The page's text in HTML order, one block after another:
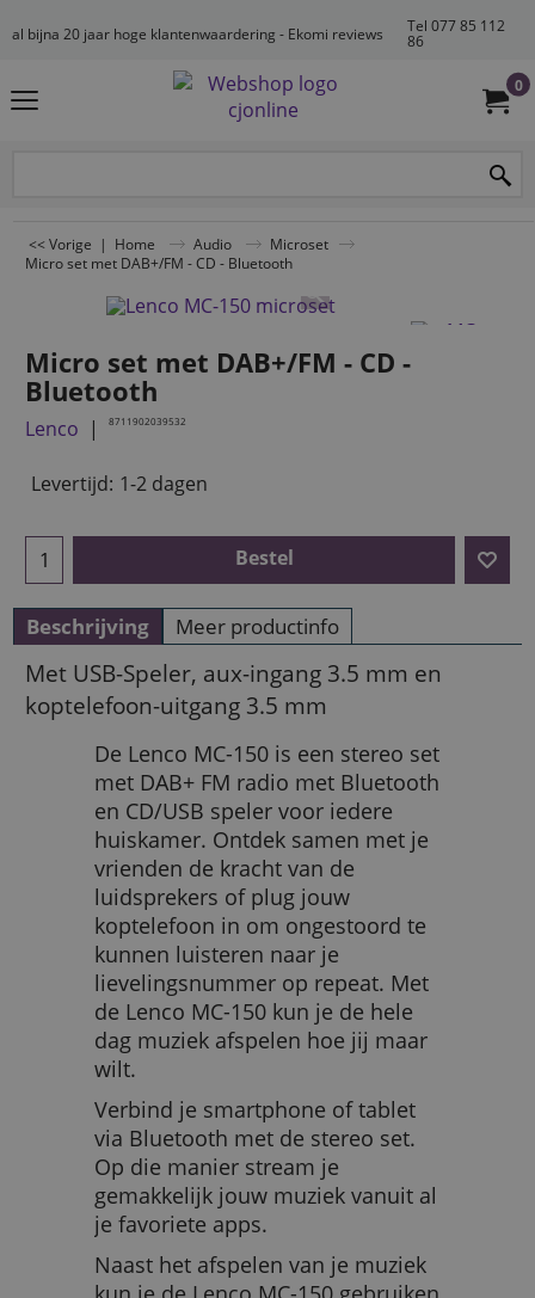
al bijna 20 jaar hoge klantenwaardering - Ekomi reviews
Tel 077 85 112
86
0
<< Vorige | Home Audio
Microset
Micro set met DAB+/FM - CD - Bluetooth
Micro set met DAB+/FM - CD -
Bluetooth
Lenco 8711902039532
Levertijd: 1-2 dagen
Bestel
Beschrijving Meer productinfo
Met USB-Speler, aux-ingang 3.5 mm en
koptelefoon-uitgang 3.5 mm
De Lenco MC-150 is een stereo set
met DAB+ FM radio met Bluetooth
en CD/USB speler voor iedere
huiskamer. Ontdek samen met je
vrienden de kracht van de
luidsprekers of plug jouw
koptelefoon in om ongestoord te
kunnen luisteren naar je
lievelingsnummer op repeat. Met
de Lenco MC-150 kun je de hele
dag muziek afspelen hoe jij maar
wilt.
Verbind je smartphone of tablet
via Bluetooth met de stereo set.
Op die manier stream je
gemakkelijk jouw muziek vanuit al
je favoriete apps.
Naast het afspelen van je muziek